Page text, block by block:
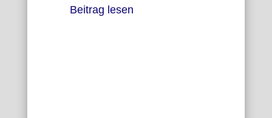
Beitrag lesen